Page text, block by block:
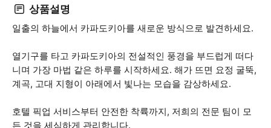
상품설명
일출의 하늘에서 카파도키아를 새로운 방식으로 발견하세요.
열기구를 타고 카파도키아의 전설적인 풍경을 부드럽게 떠다
니며 가장 마법 같은 하루를 시작하세요. 해가 뜨면 요정 굴뚝,
계곡, 고대 지형이 아래에서 빛나는 모습을 감상하세요.
호텔 픽업 서비스부터 안전한 착륙까지, 저희의 전문 팀이 모
든 것을 세심하게 관리합니다.